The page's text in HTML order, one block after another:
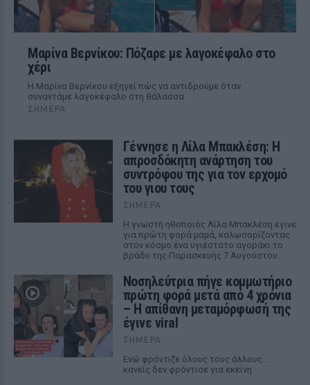
Μαρίνα Βερνίκου: Πόζαρε με λαγοκέφαλο στο
χέρι
Η Μαρίνα Βερνίκου εξηγεί πώς να αντιδρούμε όταν
συναντάμε λαγοκέφαλο στη θάλασσα
ΣΉΜΕΡΑ
Γέννησε η Λίλα Μπακλέση: Η
απροσδόκητη ανάρτηση του
συντρόφου της για τον ερχομό
του γιου τους
ΣΉΜΕΡΑ
Η γνωστή ηθοποιός Λίλα Μπακλέση έγινε
για πρώτη φορά μαμά, καλωσορίζοντας
στον κόσμο ένα υγιέστατο αγοράκι το
βράδυ της Παρασκευής 7 Αυγούστου.
Νοσηλεύτρια πήγε κομμωτήριο
πρώτη φορά μετά από 4 χρόνια
– Η απίθανη μεταμόρφωσή της
έγινε viral
ΣΉΜΕΡΑ
Ενώ φρόντιζε όλους τους άλλους...
κανείς δεν φρόντισε για εκείνη